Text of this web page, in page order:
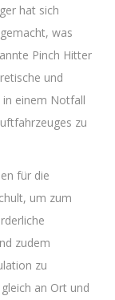
hat sich
was
Pinch Hitter
und
in einem Notfall
zu
für die
um zum
zudem
zu
an Ort und